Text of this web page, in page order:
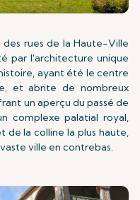
rues de la Haute-Ville
par l'architecture unique
ayant été le centre
et abrite de nombreux
un aperçu du passé de
complexe palatial royal,
de la colline la plus haute,
ville en contrebas.